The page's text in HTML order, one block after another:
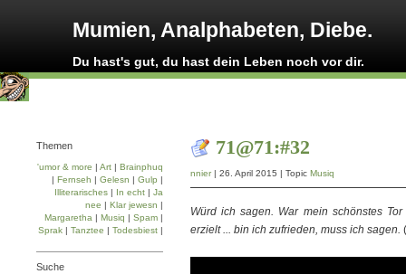
Mumien, Analphabeten, Diebe.
Du hast's gut, du hast dein Leben noch vor dir.
71@71:#32
nnier| 26. April 2015 | Topic Musiq
Würd ich sagen. War mein schönstes
erzielt ... bin ich zufrieden, muss ich sagen. (
Themen
'umor & more | Art | Brainphuq
| Fernseh | Gelesn | Gulp |
Illiterarisches | In echt | Ja
nee | Klar jewesn |
Margaretha | Musiq | Spam |
Sprak | Tanztee | Todesbiest |
Suche